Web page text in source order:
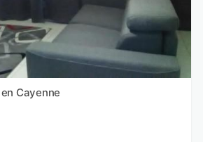
Cayenne